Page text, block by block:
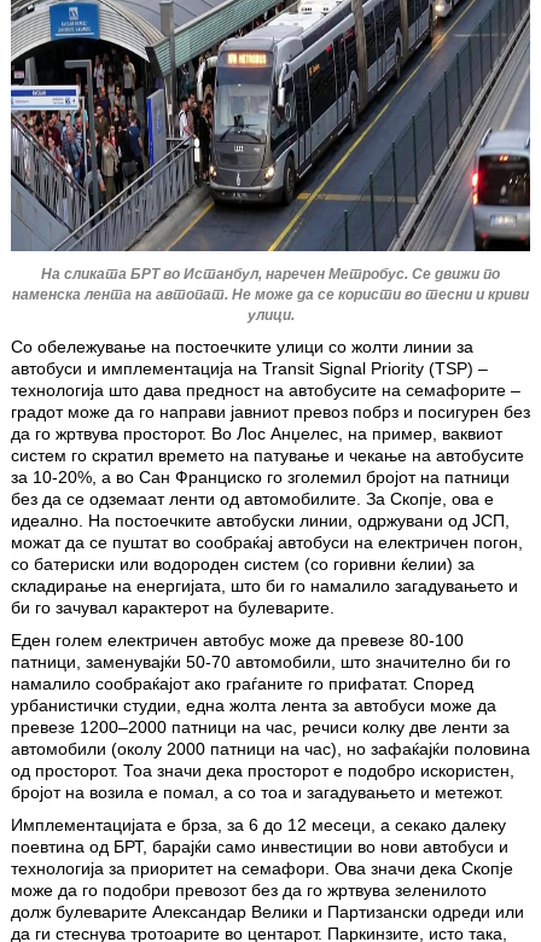
На сликата БРТ во Истанбул, наречен Метробус. Се движи по
наменска лента на автопат. Не може да се користи во тесни и криви
улици.
Со обележување на постоечките улици со жолти линии за
автобуси и имплементација на Transit Signal Priority (TSP) –
технологија што дава предност на автобусите на семафорите –
градот може да го направи јавниот превоз побрз и посигурен без
да го жртвува просторот. Во Лос Анџелес, на пример, ваквиот
систем го скратил времето на патување и чекање на автобусите
за 10-20%, а во Сан Франциско го зголемил бројот на патници
без да се одземаат ленти од автомобилите. За Скопје, ова е
идеално. На постоечките автобуски линии, одржувани од ЈСП,
можат да се пуштат во сообраќај автобуси на електричен погон,
со батериски или водороден систем (со горивни ќелии) за
складирање на енергијата, што би го намалило загадувањето и
би го зачувал карактерот на булеварите.
Еден голем електричен автобус може да превезе 80-100
патници, заменувајќи 50-70 автомобили, што значително би го
намалило сообраќајот ако граѓаните го прифатат. Според
урбанистички студии, една жолта лента за автобуси може да
превезе 1200–2000 патници на час, речиси колку две ленти за
автомобили (околу 2000 патници на час), но зафаќајќи половина
од просторот. Тоа значи дека просторот е подобро искористен,
бројот на возила е помал, а со тоа и загадувањето и метежот.
Имплементацијата е брза, за 6 до 12 месеци, а секако далеку
поевтина од БРТ, барајќи само инвестиции во нови автобуси и
технологија за приоритет на семафори. Ова значи дека Скопје
може да го подобри превозот без да го жртвува зеленилото
долж булеварите Александар Велики и Партизански одреди или
да ги стеснува тротоарите во центарот. Паркинзите, исто така,